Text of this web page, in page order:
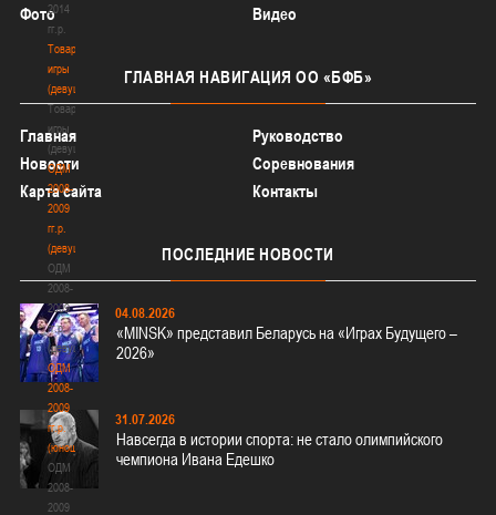
2014
гг.р.
Товарищеские
игры
(девушки)
Товарищеские
игры
(девушки)
ОДМ
2008-
2009
гг.р.
(девушки)
ОДМ
2008-
2009
гг.р.
(девушки)
ОДМ
2008-
2009
гг.р.
(юноши)
ОДМ
2008-
2009
Фото
Видео
ГЛАВНАЯ НАВИГАЦИЯ ОО «БФБ»
Главная
Руководство
Новости
Соревнования
Карта сайта
Контакты
ПОСЛЕДНИЕ НОВОСТИ
04.08.2026
«MINSK» представил Беларусь на «Играх Будущего –
2026»
31.07.2026
Навсегда в истории спорта: не стало олимпийского
чемпиона Ивана Едешко